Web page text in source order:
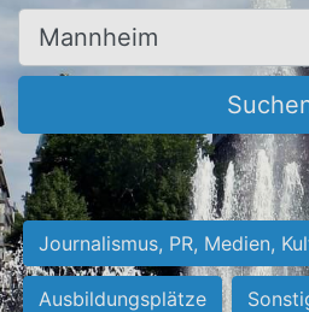
Ort, Stadt
Journalismus, PR, Medien,
Ausbildungsplätze